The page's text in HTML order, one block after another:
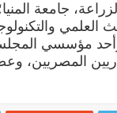
جامعة
العلمي
المصريين،